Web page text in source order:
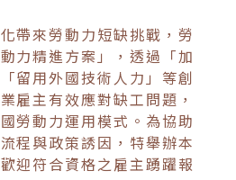
帶來勞動力短缺挑戰，勞
力精進方案」，透過「加
留用外國技術人力」等創
雇主有效應對缺工問題，
勞動力運用模式。為協助
程與政策誘因，特舉辦本
迎符合資格之雇主踴躍報